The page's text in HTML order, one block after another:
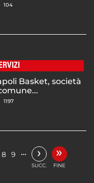
104
Basket, società
1197
8 9 … ›
SUCC.
»
FINE